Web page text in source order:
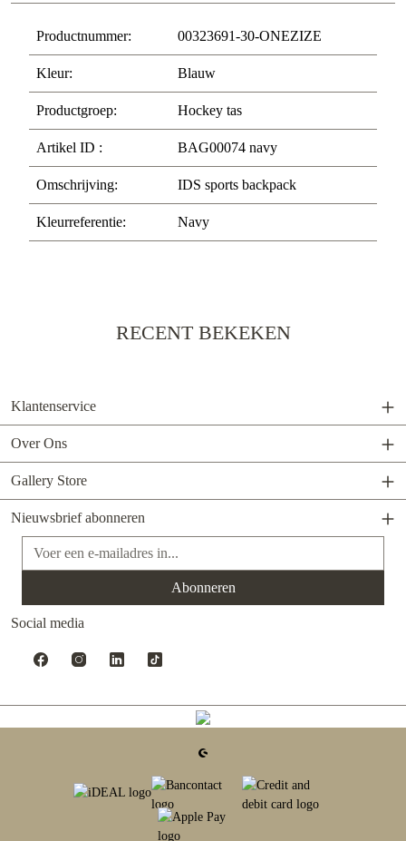
Productnummer: 00323691-30-ONEZIZE
Kleur: Blauw
Productgroep: Hockey tas
Artikel ID : BAG00074 navy
Omschrijving: IDS sports backpack
Kleurreferentie: Navy
RECENT BEKEKEN
Klantenservice
Over Ons
Gallery Store
Nieuwsbrief abonneren
E-mailadres*
Abonneren
Social media